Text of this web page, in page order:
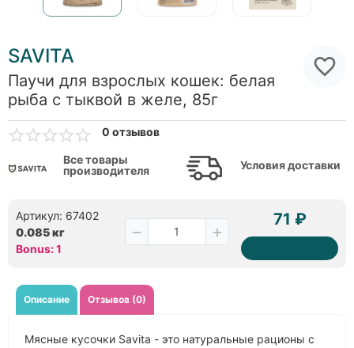
SAVITA
Паучи для взрослых кошек: белая
рыба с тыквой в желе, 85г
0 отзывов
Все товары
производителя
Условия доставки
Артикул: 67402
0.085 кг
Bonus: 1
71 ₽
Описание Отзывов (0)
Мясные кусочки Savita - это натуральные рационы с